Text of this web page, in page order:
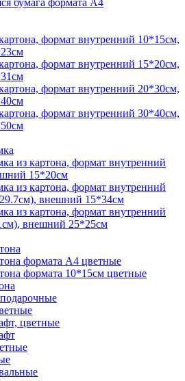
бумага формата А4
формат внутренний 10*15см,
формат внутренний 15*20см,
формат внутренний 20*30см,
формат внутренний 30*40см,
из картона, формат внутренний
15*20см
из картона, формат внутренний
внешний 15*34см
из картона, формат внутренний
внешний 25*25см
формата А4 цветные
формата 10*15см цветные
цветные